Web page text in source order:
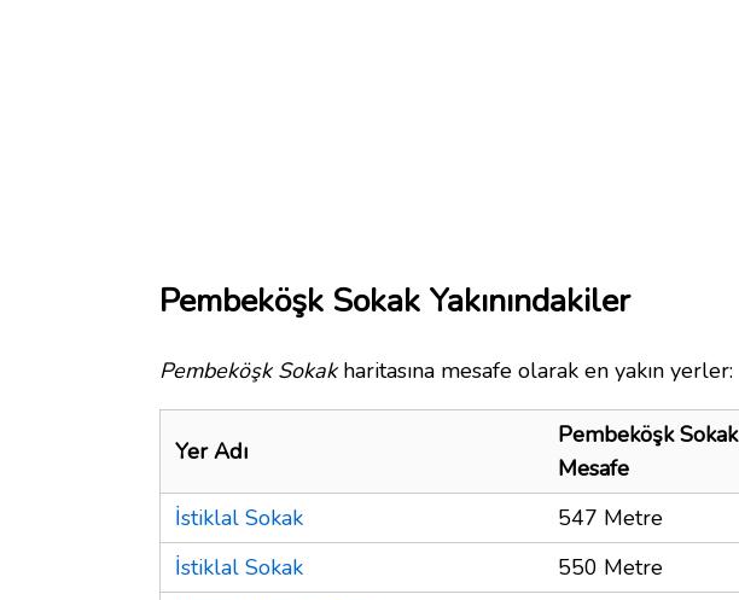
Pembeköşk Sokak Yakınındakiler
Pembeköşk Sokakharitasına mesafe olarak en yakın yerler:
Yer Adı
Pembeköşk Sokak
Mesafe
İstiklal Sokak
547 Metre
İstiklal Sokak
550 Metre